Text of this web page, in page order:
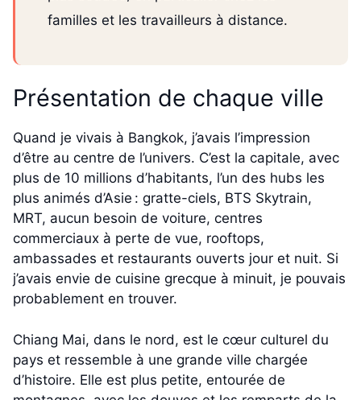
familles et les travailleurs à distance.
Présentation de chaque ville
Quand je vivais à Bangkok, j’avais l’impression
d’être au centre de l’univers. C’est la capitale, avec
plus de 10 millions d’habitants, l’un des hubs les
plus animés d’Asie : gratte-ciels, BTS Skytrain,
MRT, aucun besoin de voiture, centres
commerciaux à perte de vue, rooftops,
ambassades et restaurants ouverts jour et nuit. Si
j’avais envie de cuisine grecque à minuit, je pouvais
probablement en trouver.
Chiang Mai, dans le nord, est le cœur culturel du
pays et ressemble à une grande ville chargée
d’histoire. Elle est plus petite, entourée de